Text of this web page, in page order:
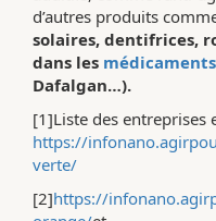
d’autres produits
solaires, dentifrices,
dans les médicaments
Dafalgan…).
[1]Liste des entreprises
https://
verte/
[2]https://